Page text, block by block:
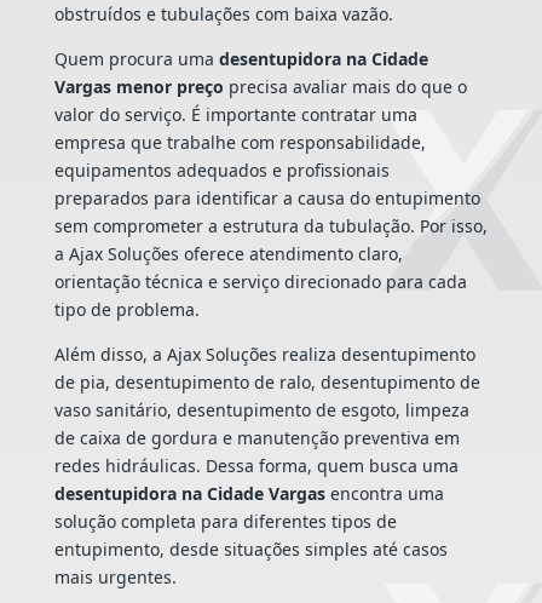
obstruídos e tubulações com baixa vazão.
Quem procura uma desentupidora na Cidade
Vargas menor preço precisa avaliar mais do que o
valor do serviço. É importante contratar uma
empresa que trabalhe com responsabilidade,
equipamentos adequados e profissionais
preparados para identificar a causa do entupimento
sem comprometer a estrutura da tubulação. Por isso,
a Ajax Soluções oferece atendimento claro,
orientação técnica e serviço direcionado para cada
tipo de problema.
Além disso, a Ajax Soluções realiza desentupimento
de pia, desentupimento de ralo, desentupimento de
vaso sanitário, desentupimento de esgoto, limpeza
de caixa de gordura e manutenção preventiva em
redes hidráulicas. Dessa forma, quem busca uma
desentupidora na Cidade Vargasencontra uma
solução completa para diferentes tipos de
entupimento, desde situações simples até casos
mais urgentes.